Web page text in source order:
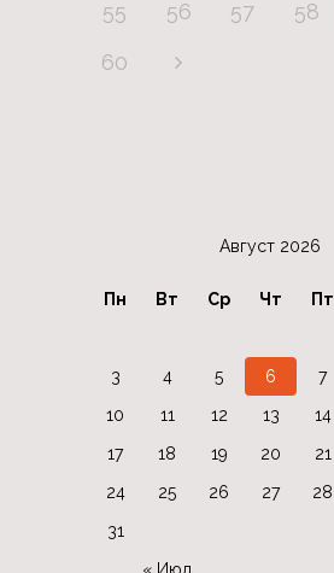
55
56 57 58
60
Август 2026
Пн Вт Ср Чт Пт
3
4 5 6 7
10
11 12 13 14
17
18 19 20 21
24
25 26 27 28
31